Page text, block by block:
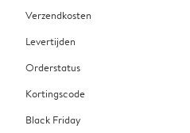
Verzendkosten
Levertijden
Orderstatus
Kortingscode
Black Friday